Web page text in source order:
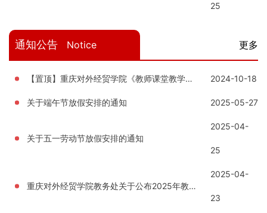
25
通知公告 Notice 更多
【置顶】重庆对外经贸学院《教师课堂教学质量评价管理办法》 2024-10-18
关于端午节放假安排的通知 2025-05-27
关于五一劳动节放假安排的通知
2025-04-
25
重庆对外经贸学院教务处关于公布2025年教师教学创新大赛获奖名单的通知
2025-04-
23